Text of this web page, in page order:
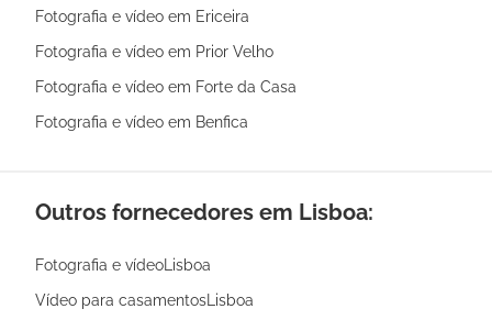
Fotografia e vídeo em Ericeira
Fotografia e vídeo em Prior Velho
Fotografia e vídeo em Forte da Casa
Fotografia e vídeo em Benfica
Outros fornecedores em Lisboa:
Fotografia e vídeoLisboa
Vídeo para casamentosLisboa